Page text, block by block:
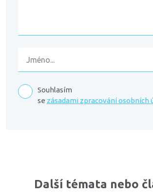
Souhlasím
se zásadami zpracování osobních
Další témata nebo